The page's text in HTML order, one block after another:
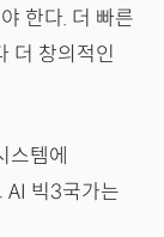
한다. 더 빠른
더 창의적인
스템에
AI 빅3국가는